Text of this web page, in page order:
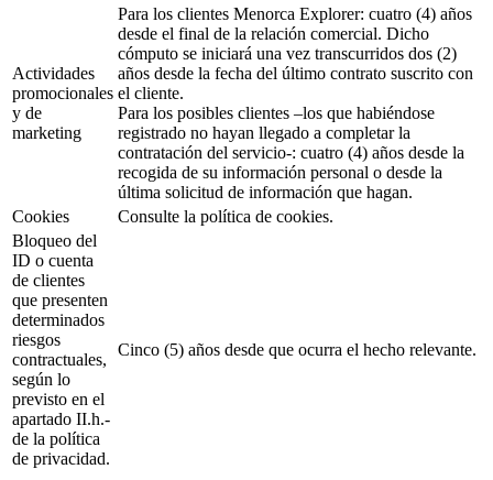
Actividades
promocionales
y de
marketing
Para los clientes Menorca Explorer: cuatro (4) años
desde el final de la relación comercial. Dicho
cómputo se iniciará una vez transcurridos dos (2)
años desde la fecha del último contrato suscrito con
el cliente.
Para los posibles clientes –los que habiéndose
registrado no hayan llegado a completar la
contratación del servicio-: cuatro (4) años desde la
recogida de su información personal o desde la
última solicitud de información que hagan.
Cookies
Consulte la política de cookies.
Bloqueo del
ID o cuenta
de clientes
que presenten
determinados
riesgos
contractuales,
según lo
previsto en el
apartado II.h.-
de la política
de privacidad.
Cinco (5) años desde que ocurra el hecho relevante.